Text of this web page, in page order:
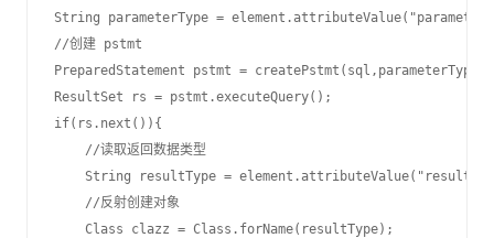
String parameterType =
//创建 pstmt
PreparedStatement pstmt =
ResultSet rs = pstmt.executeQuery();
if(rs.next()){
    //读取返回数据类型
String resultType =
    //反射创建对象
    Class clazz = Class.forName(resultType);